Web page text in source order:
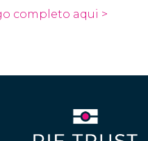
completo aqui >